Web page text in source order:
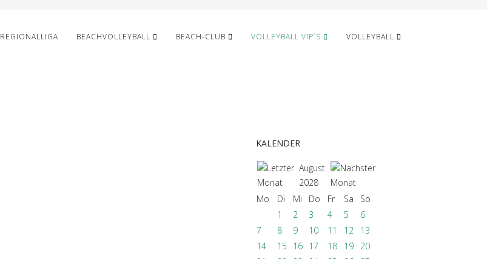
REGIONALLIGA BEACHVOLLEYBALL BEACH-CLUB VOLLEYBALL VIP´S VOLLEYBALL
KALENDER
August
2028
Mo
Di Mi Do Fr Sa
So
1
2 3 4 5
6
7
8 9 10 11 12
13
14
15 16 17 18 19
20